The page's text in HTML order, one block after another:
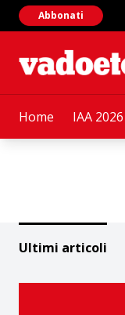
Home IAA 2026
Abbonati
Ultimi articoli